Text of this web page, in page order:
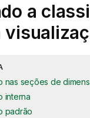
a
nas seções de
interna
padrão